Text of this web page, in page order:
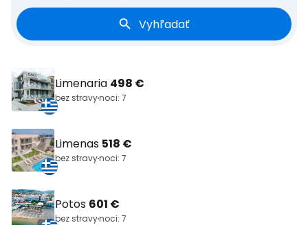
Vyhľadať
Limenaria 498 €
bez stravynoci: 7
Limenas 518 €
bez stravynoci: 7
Potos 601 €
bez stravynoci: 7
Pokračovať s e-mailom